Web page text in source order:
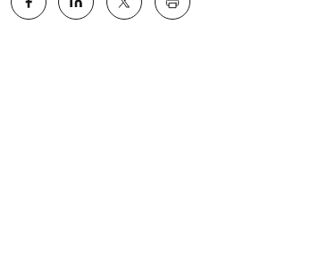
key:global.print-this-